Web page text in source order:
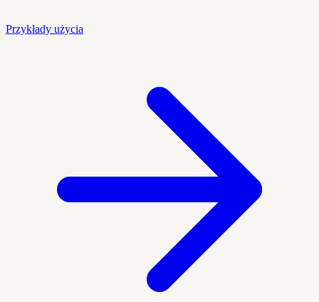
Przykłady użycia